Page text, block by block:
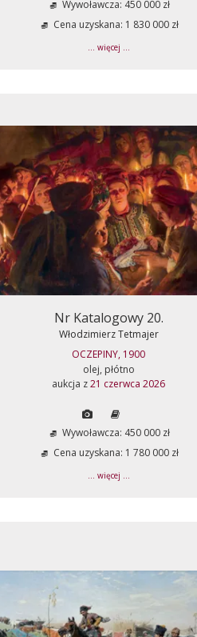
Wywoławcza: 450 000 zł
Cena uzyskana: 1 830 000 zł
... więcej ...
Nr Katalogowy 20.
Włodzimierz Tetmajer
OCZEPINY, 1900
olej, płótno
aukcja z21 czerwca 2026
Wywoławcza: 450 000 zł
Cena uzyskana: 1 780 000 zł
... więcej ...